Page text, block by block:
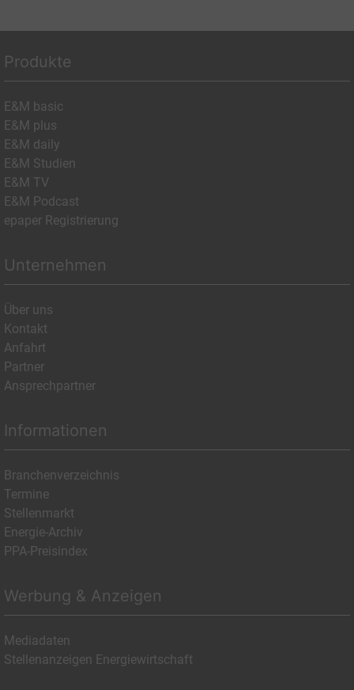
Produkte
E&M basic
E&M plus
E&M daily
E&M Studien
E&M TV
E&M Podcast
epaper Registrierung
Unternehmen
Über uns
Kontakt
Anfahrt
Partner
Ansprechpartner
Informationen
Branchenverzeichnis
Termine
Stellenmarkt
Energie-Archiv
PPA-Preisindex
Werbung & Anzeigen
Mediadaten
Stellenanzeigen Energiewirtschaft